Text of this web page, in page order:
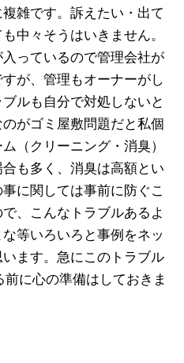
雑です。訴えたい・出て
中々そうはいきません。
っているので管理会社が
が、管理もオーナーがし
ルも自分で対処しないと
がゴミ屋敷問題だと私個
（クリーニング・消臭）
も多く、消臭は高額とい
に関しては事前に防ぐこ
、こんなトラブルあるよ
等いろいろと事例をネッ
います。急にこのトラブル
に心の準備はしておきま